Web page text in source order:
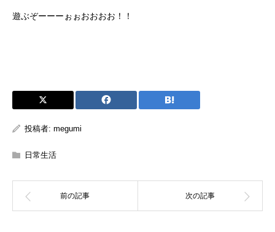
遊ぶぞーーーぉぉおおおお！！
投稿者: megumi
日常生活